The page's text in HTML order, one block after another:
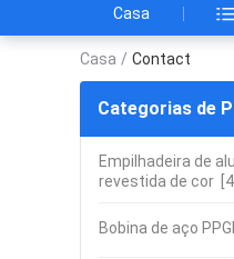
Casa
Casa / Contact
Categorias de
Empilhadeira de
revestida de cor
Bobina de aço PPGI